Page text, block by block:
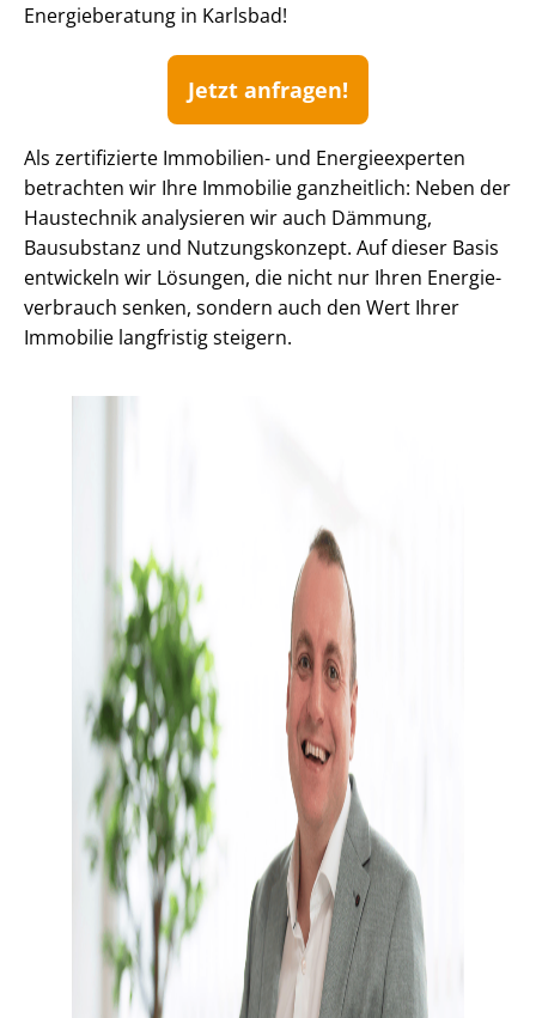
Energieberatung in Karlsbad!
Jetzt anfragen!
Als zertifizierte Immobilien- und Energieexperten
betrachten wir Ihre Immobilie ganzheitlich: Neben der
Haustechnik analysieren wir auch Dämmung,
Bausubstanz und Nutzungskonzept. Auf dieser Basis
entwickeln wir Lösungen, die nicht nur Ihren En­er­gie­
ver­brauch senken, sondern auch den Wert Ihrer
Immobilie langfristig steigern.